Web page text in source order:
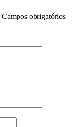
Campos obrigatórios